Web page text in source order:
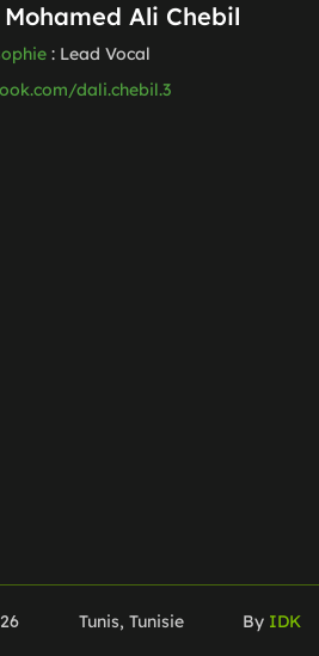
Mohamed Ali Chebil
: Lead Vocal
dali.chebil.3
Tunis, Tunisie By IDK